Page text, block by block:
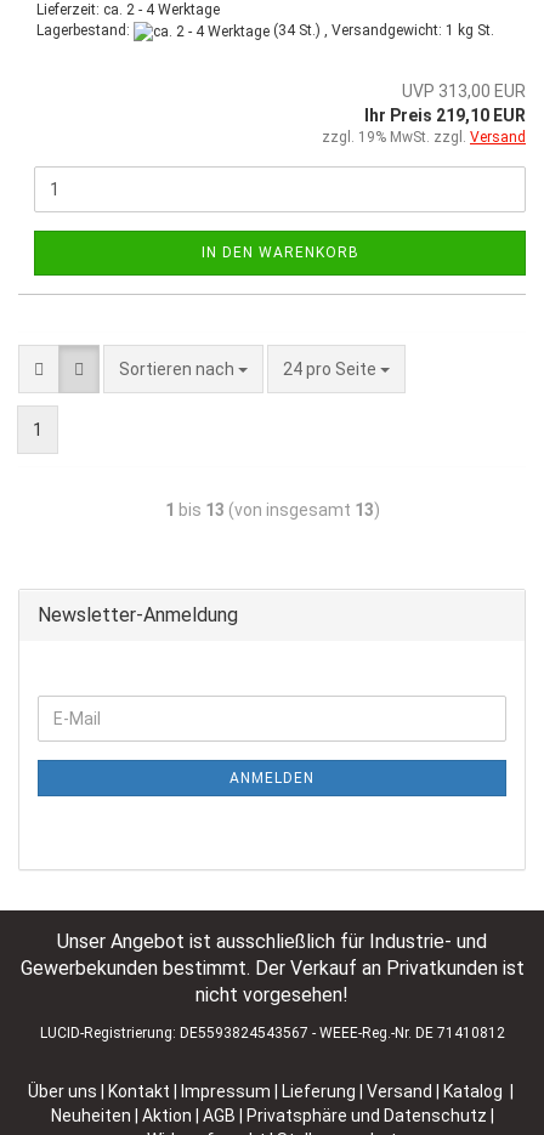
Lieferzeit: ca. 2 - 4 Werktage
Lagerbestand:
(34 St.) , Versandgewicht: 1 kg St.
UVP 313,00 EUR
Ihr Preis 219,10 EUR
zzgl. 19% MwSt. zzgl. Versand
IN DEN WARENKORB
Sortieren nach 24 pro Seite
1
1 bis 13 (von insgesamt 13)
Newsletter-Anmeldung
ANMELDEN
Unser Angebot ist ausschließlich für Industrie- und
Gewerbekunden bestimmt. Der Verkauf an Privatkunden ist
nicht vorgesehen!
LUCID-Registrierung: DE5593824543567 - WEEE-Reg.-Nr. DE 71410812
Über uns | Kontakt | Impressum | Lieferung | Versand | Katalog |
Neuheiten | Aktion | AGB | Privatsphäre und Datenschutz |